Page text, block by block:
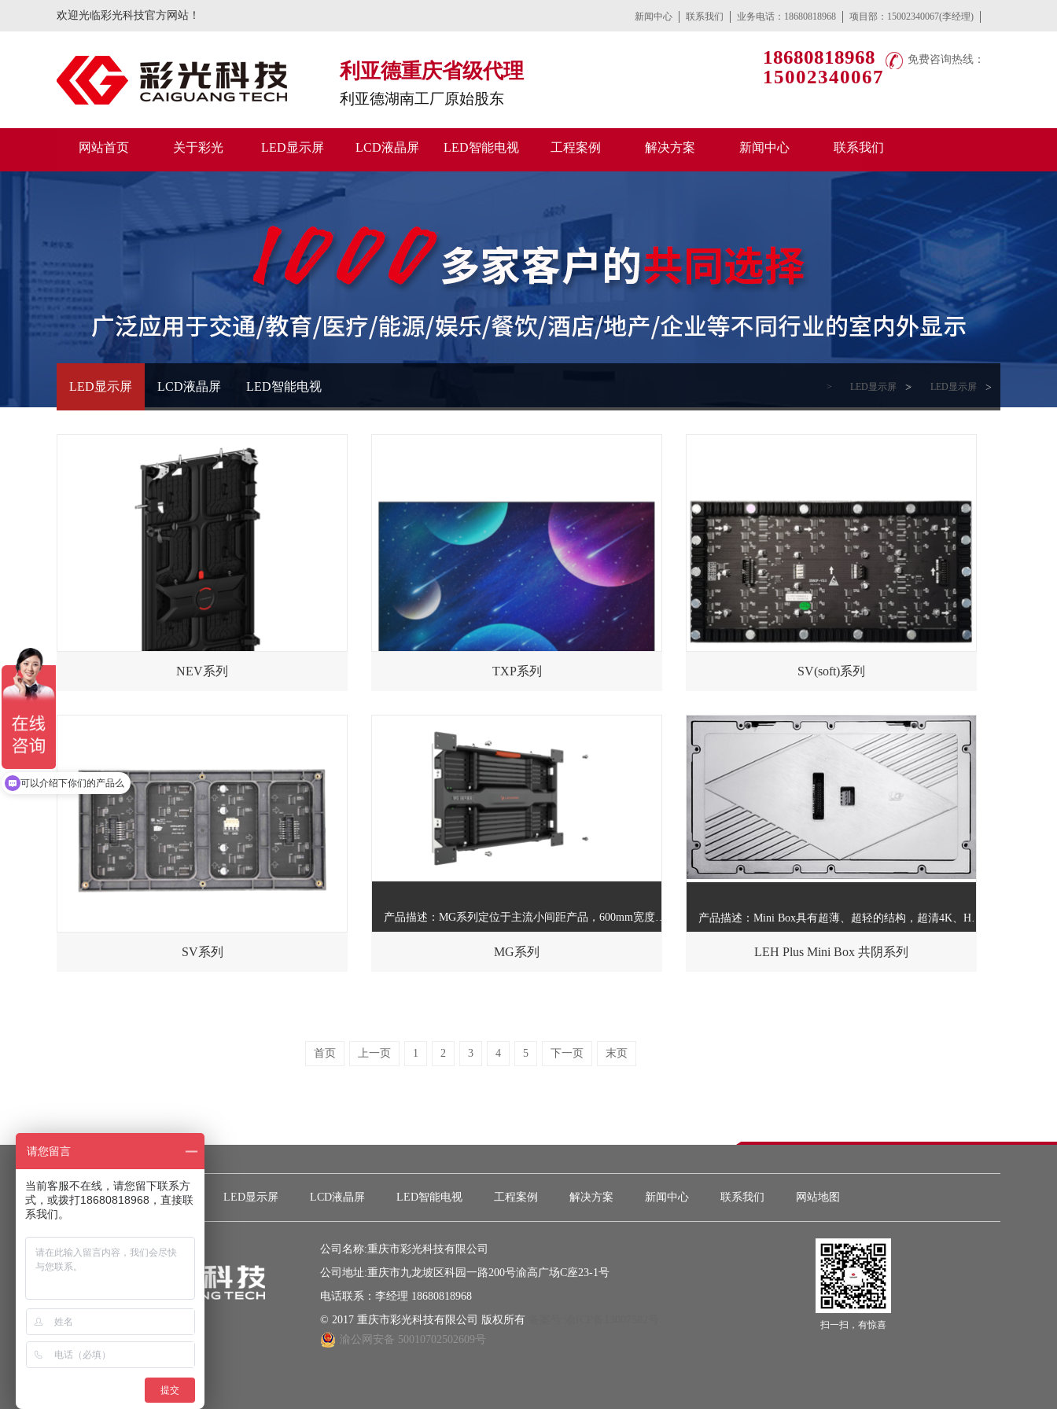
欢迎光临彩光科技官方网站！ 新闻中心 联系我们 业务电话：18680818968 项目部：15002340067(李经理)
利亚德重庆省级代理
利亚德湖南工厂原始股东
免费咨询热线：
18680818968
15002340067
网站首页 关于彩光 LED显示屏 LCD液晶屏 LED智能电视 工程案例 解决方案 新闻中心 联系我们
LED显示屏 LCD液晶屏 LED智能电视 > LED显示屏 > LED显示屏
了解产品 立即咨询
NEV系列
产品描述：前维护LED小间距微间距产品
了解产品
TXP系列
了解产品
SV(soft)系列
SV系列
产品描述：MG系列定位于主流小间距产品，600mm宽度和16：9宽高比，具有前维护功能和前后维护功能两个版本，方便维护的同时也降低了客户使用门槛。
MG系列
产品描述：Mini Box具有超薄、超轻的结构，超清4K、HDR的显示效果，支持挂装、坐装等多种安装方式，可以搭建出平面或者弧形曲面等多种屏幕，是商业零售、高端会议智能交通等商显应用的明智之选。
LEH Plus Mini Box 共阴系列
首页 上一页 1 2 3 4 5 下一页 末页
网站首页 关于彩光 LED显示屏 LCD液晶屏 LED智能电视 工程案例 解决方案 新闻中心 联系我们 网站地图
公司名称:重庆市彩光科技有限公司
公司地址:重庆市九龙坡区科园一路200号渝高广场C座23-1号
电话联系：李经理 18680818968
© 2017 重庆市彩光科技有限公司 版权所有
渝公网安备 50010702502609号
扫一扫，有惊喜
可以介绍下你们的产品么
请您留言
当前客服不在线，请您留下联系方
式，或拨打18680818968，直接联
系我们。
提交